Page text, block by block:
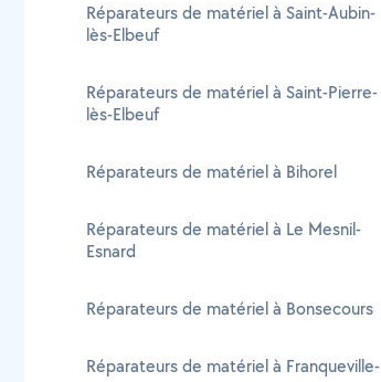
Réparateurs de matériel à Saint-Aubin-
lès-Elbeuf
Réparateurs de matériel à Saint-Pierre-
lès-Elbeuf
Réparateurs de matériel à Bihorel
Réparateurs de matériel à Le Mesnil-
Esnard
Réparateurs de matériel à Bonsecours
Réparateurs de matériel à Franqueville-